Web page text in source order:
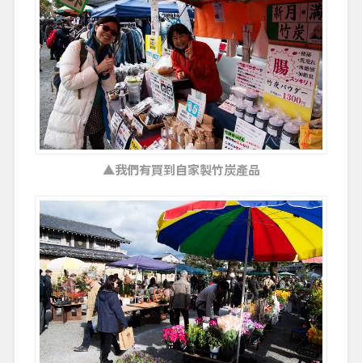
▲我們有買到自家製竹炭產品